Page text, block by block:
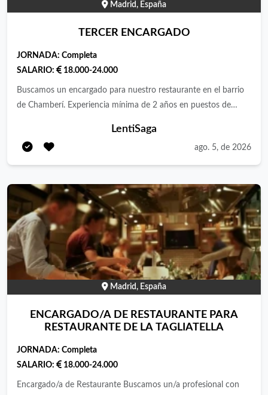
Madrid, España
TERCER ENCARGADO
JORNADA: Completa
SALARIO:
18.000-24.000
Buscamos un encargado para nuestro restaurante en el barrio
de Chamberí. Experiencia mínima de 2 años en puestos de
en software de gestión de restauración. Entregar curriculum en
la calle Eloy Gonzalo 26
LentiSaga
ago. 5, de 2026
Madrid, España
ENCARGADO/A DE RESTAURANTE PARA
RESTAURANTE DE LA TAGLIATELLA
JORNADA: Completa
SALARIO:
18.000-24.000
Encargado/a de Restaurante Buscamos un/a profesional con